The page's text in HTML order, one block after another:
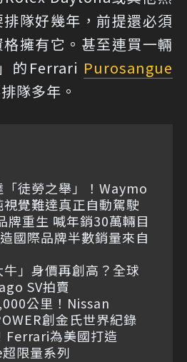
隊好幾年，前提還必須
擁有它。甚至連買一輛
的Ferrari Purosangue
隊多年。
「徒勞之舉」！Waymo
覺難達真正自動駕駛
重生 喊年銷30萬輛目
國際品牌半數銷量來自
」身價再創高？全球
SV拍賣
公里！Nissan
創金氏世界紀錄
Ferrari為美國打造
限量系列